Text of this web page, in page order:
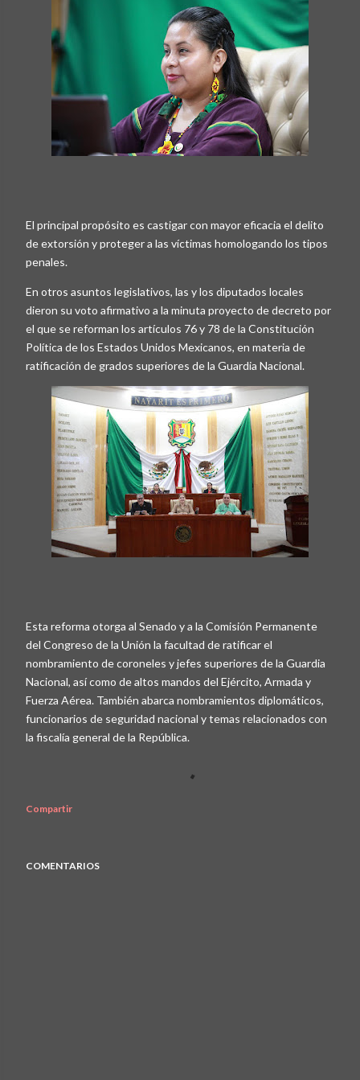
El principal propósito es castigar con mayor eficacia el delito
de extorsión y proteger a las víctimas homologando los tipos
penales.
En otros asuntos legislativos, las y los diputados locales
dieron su voto afirmativo a la minuta proyecto de decreto por
el que se reforman los artículos 76 y 78 de la Constitución
Política de los Estados Unidos Mexicanos, en materia de
ratificación de grados superiores de la Guardia Nacional.
Esta reforma otorga al Senado y a la Comisión Permanente
del Congreso de la Unión la facultad de ratificar el
nombramiento de coroneles y jefes superiores de la Guardia
Nacional, así como de altos mandos del Ejército, Armada y
Fuerza Aérea. También abarca nombramientos diplomáticos,
funcionarios de seguridad nacional y temas relacionados con
la fiscalía general de la República.
Compartir
COMENTARIOS